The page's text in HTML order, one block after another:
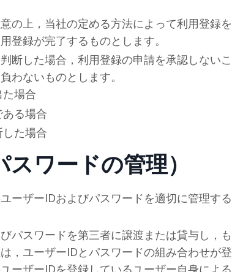
の上，当社の定める方法によって利用登録を
登録が完了するものとします。
断した場合，利用登録の申請を承認しないこ
わないものとします。
場合
る場合
た場合
ワードの管理）
ーザーIDおよびパスワードを適切に管理する
パスワードを第三者に譲渡または貸与し，も
は，ユーザーIDとパスワードの組み合わせが登
ーザーIDを登録しているユーザー自身による